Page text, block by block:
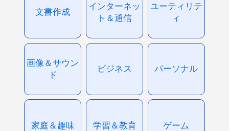
文書作成
インターネッ
ト＆通信
ユーティリテ
ィ
画像＆サウン
ド
ビジネス パーソナル
家庭＆趣味 学習＆教育 ゲーム